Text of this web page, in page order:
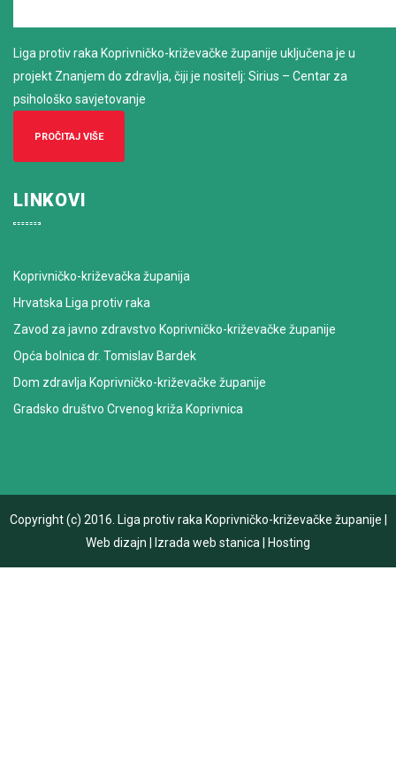
Liga protiv raka Koprivničko-križevačke županije uključena je u
projekt Znanjem do zdravlja, čiji je nositelj: Sirius – Centar za
psihološko savjetovanje
PROČITAJ VIŠE
LINKOVI
Koprivničko-križevačka županija
Hrvatska Liga protiv raka
Zavod za javno zdravstvo Koprivničko-križevačke županije
Opća bolnica dr. Tomislav Bardek
Dom zdravlja Koprivničko-križevačke županije
Gradsko društvo Crvenog križa Koprivnica
Copyright (c) 2016. Liga protiv raka Koprivničko-križevačke županije
Web dizajn
Izrada web stanica Hosting